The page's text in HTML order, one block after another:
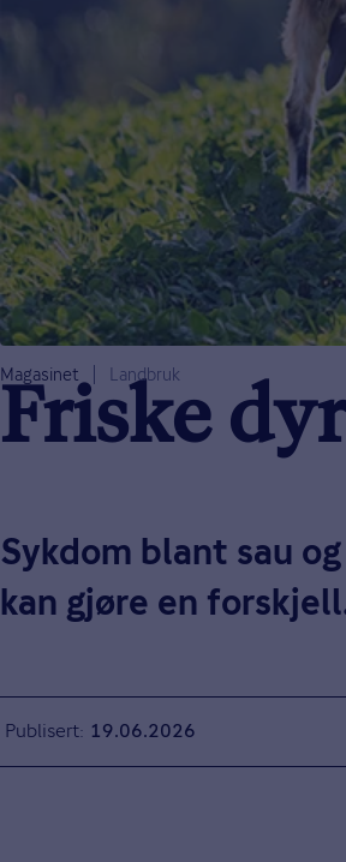
Magasinet Landbruk
Friske
Sykdom blant sau
kan gjøre en
Publisert 19.06.2026